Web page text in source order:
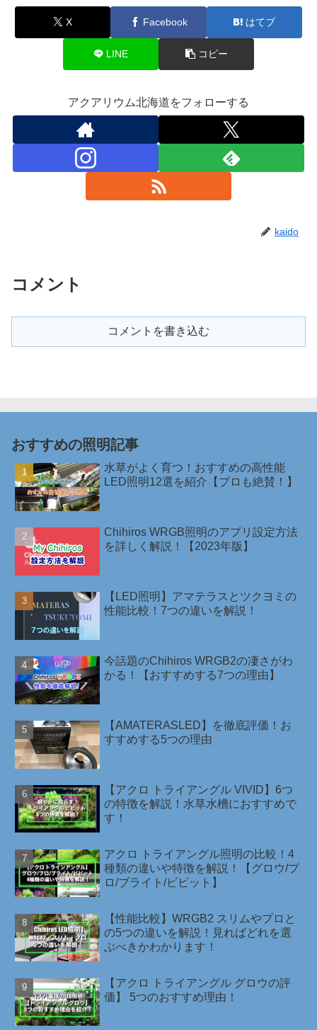
X Facebook はてブ
LINE コピー
アクアリウム北海道をフォローする
kaido
コメント
コメントを書き込む
おすすめの照明記事
水草がよく育つ！おすすめの高性能
LED照明12選を紹介【プロも絶賛！】
Chihiros WRGB照明のアプリ設定方法
を詳しく解説！【2023年版】
【LED照明】アマテラスとツクヨミの
性能比較！7つの違いを解説！
今話題のChihiros WRGB2の凄さがわ
かる！【おすすめする7つの理由】
【AMATERASLED】を徹底評価！お
すすめする5つの理由
【アクロ トライアングル VIVID】6つ
の特徴を解説！水草水槽におすすめで
す！
アクロ トライアングル照明の比較！4
種類の違いや特徴を解説！【グロウ/プ
ロ/ブライト/ビビット】
【性能比較】WRGB2 スリムやプロと
の5つの違いを解説！見ればどれを選
ぶべきかわかります！
【アクロ トライアングル グロウの評
価】 5つのおすすめ理由！